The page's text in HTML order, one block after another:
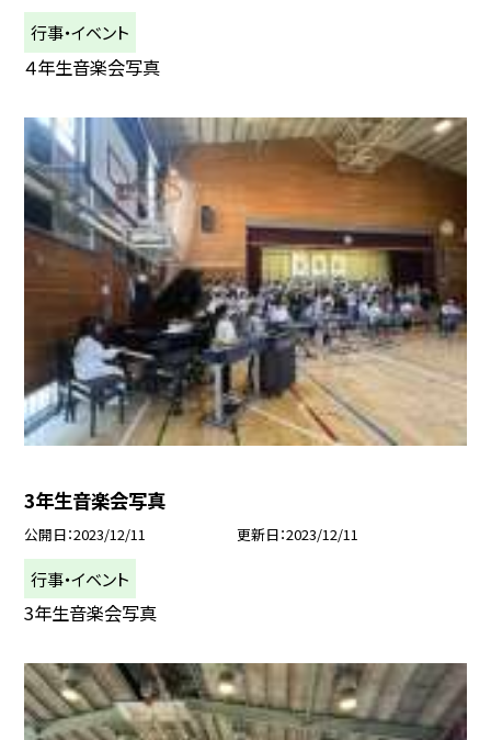
行事・イベント
４年生音楽会写真
3年生音楽会写真
公開日 2023/12/11 更新日 2023/12/11
行事・イベント
3年生音楽会写真